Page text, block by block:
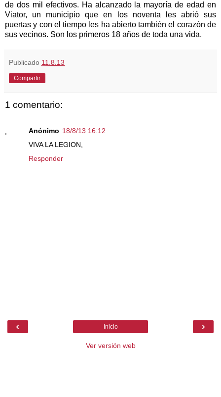
de dos mil efectivos. Ha alcanzado la mayoría de edad en
Viator, un municipio que en los noventa les abrió sus
puertas y con el tiempo les ha abierto también el corazón de
sus vecinos. Son los primeros 18 años de toda una vida.
Publicado 11.8.13
Compartir
1 comentario:
Anónimo 18/8/13 16:12
VIVA LA LEGION,
Responder
‹ ›
Inicio
Ver versión web